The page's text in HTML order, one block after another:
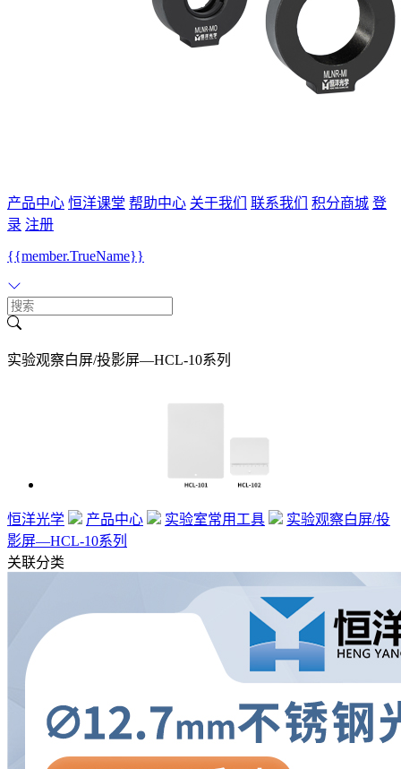
产品中心 恒洋课堂 帮助中心 关于我们 联系我们 积分商城 登
录 注册
{{member.TrueName}}
实验观察白屏/投影屏—HCL-10系列
恒洋光学 产品中心 实验室常用工具
实验观察白屏/投
影屏—HCL-10系列
关联分类